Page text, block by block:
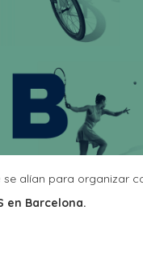
se alían para organizar
en Barcelona.